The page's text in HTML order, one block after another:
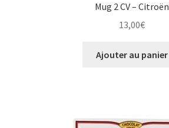
Mug 2 CV – Citroën
13,00€
Ajouter au panier